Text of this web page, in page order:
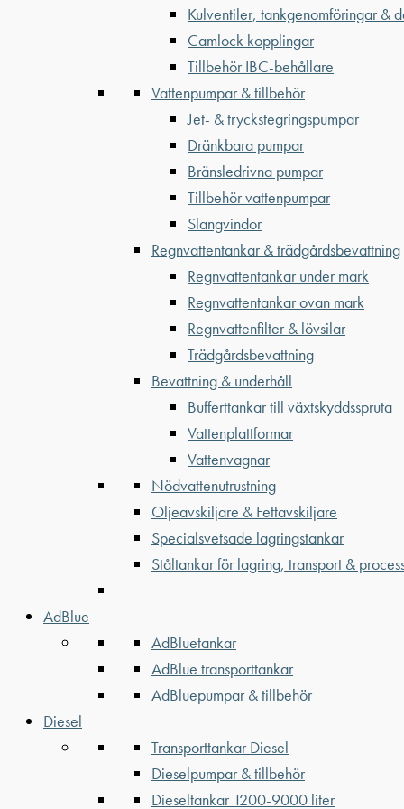
Kulventiler, tankgenomföringar &
Camlock kopplingar
Tillbehör IBC-behållare
Vattenpumpar & tillbehör
Jet- & tryckstegringspumpar
Dränkbara pumpar
Bränsledrivna pumpar
Tillbehör vattenpumpar
Slangvindor
Regnvattentankar & trädgårdsbevattning
Regnvattentankar under mark
Regnvattentankar ovan mark
Regnvattenfilter & lövsilar
Trädgårdsbevattning
Bevattning & underhåll
Bufferttankar till växtskyddsspruta
Vattenplattformar
Vattenvagnar
Nödvattenutrustning
Oljeavskiljare & Fettavskiljare
Specialsvetsade lagringstankar
Ståltankar för lagring, transport &
AdBlue
AdBluetankar
AdBlue transporttankar
AdBluepumpar & tillbehör
Diesel
Transporttankar Diesel
Dieselpumpar & tillbehör
Dieseltankar 1200-9000 liter